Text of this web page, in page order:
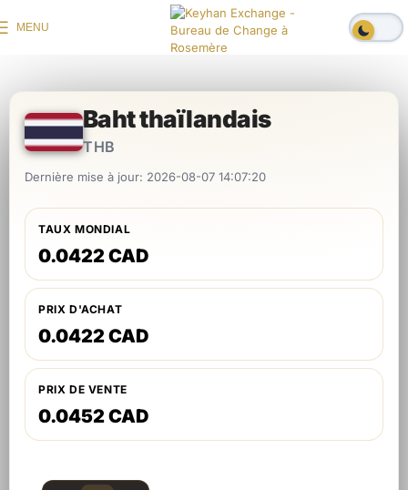
MENU
Baht thaïlandais
THB
Dernière mise à jour: 2026-08-07 14:07:20
TAUX MONDIAL
0.0422 CAD
PRIX D'ACHAT
0.0422 CAD
PRIX DE VENTE
0.0452 CAD